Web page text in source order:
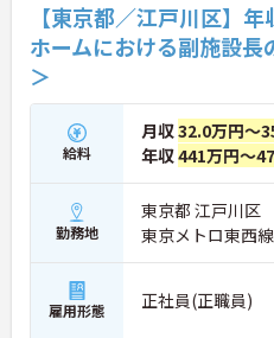
【東京都／江戸川区】
ホームにおける副施設
＞
給料
月収32.0万円～
年収441万円～
勤務地
東京都 江戸川区
東京メトロ東西線
雇用形態 正社員(正職員)